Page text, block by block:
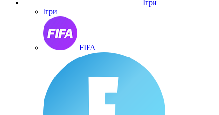
Ігри
Ігри
FIFA